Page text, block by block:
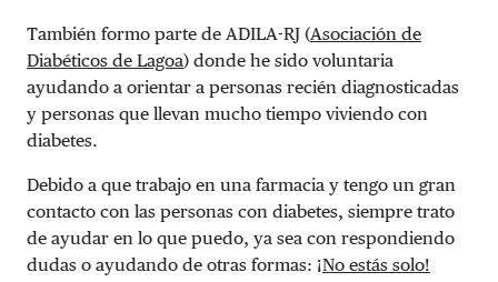
También formo parte de ADILA-RJ (Asociación de
Diabéticos de Lagoa) donde he sido voluntaria
ayudando a orientar a personas recién diagnosticadas
y personas que llevan mucho tiempo viviendo con
diabetes.
Debido a que trabajo en una farmacia y tengo un gran
contacto con las personas con diabetes, siempre trato
de ayudar en lo que puedo, ya sea con respondiendo
dudas o ayudando de otras formas: ¡No estás solo!